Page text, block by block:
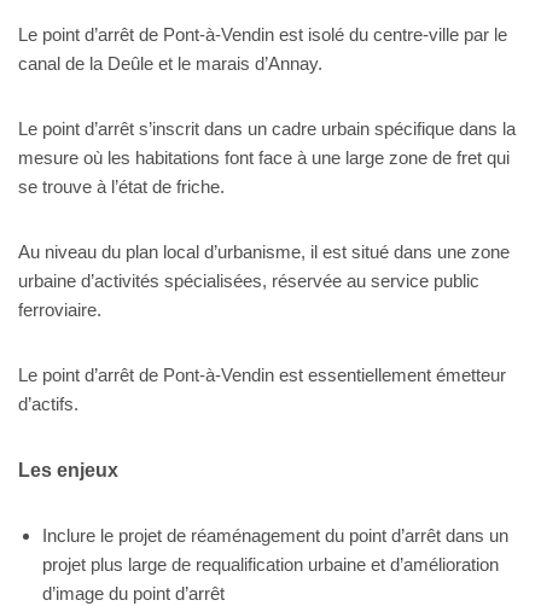
Le point d’arrêt de Pont-à-Vendin est isolé du centre-ville par le
canal de la Deûle et le marais d’Annay.
Le point d’arrêt s’inscrit dans un cadre urbain spécifique dans la
mesure où les habitations font face à une large zone de fret qui
se trouve à l’état de friche.
Au niveau du plan local d’urbanisme, il est situé dans une zone
urbaine d’activités spécialisées, réservée au service public
ferroviaire.
Le point d’arrêt de Pont-à-Vendin est essentiellement émetteur
d’actifs.
Les enjeux
Inclure le projet de réaménagement du point d’arrêt dans un
projet plus large de requalification urbaine et d’amélioration
d’image du point d’arrêt